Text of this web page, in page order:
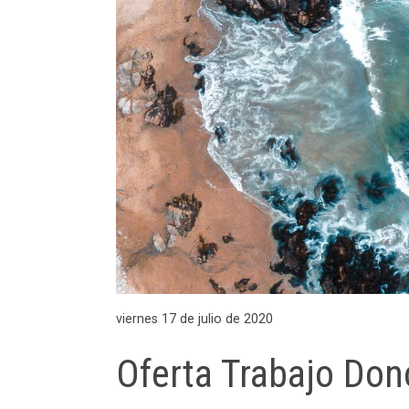
viernes 17 de julio de 2020
Oferta Trabajo